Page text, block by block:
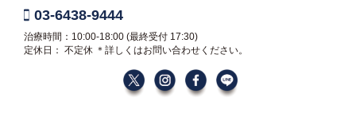
03-6438-9444
治療時間：10:00-18:00 (最終受付 17:30)
定休日： 不定休 ＊詳しくはお問い合わせください。